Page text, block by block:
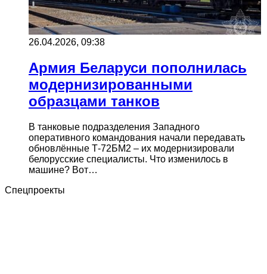
26.04.2026, 09:38
Армия Беларуси пополнилась
модернизированными
образцами танков
В танковые подразделения Западного
оперативного командования начали передавать
обновлённые Т-72БМ2 – их модернизировали
белорусские специалисты. Что изменилось в
машине? Вот…
Спецпроекты